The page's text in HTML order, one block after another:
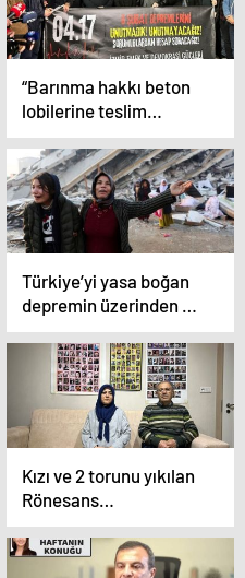
“Barınma hakkı beton
lobilerine teslim
edilemez”
Türkiye’yi yasa boğan
depremin üzerinden bir
yıl geçti, yaralar
sarılmadı, yaşam
normale dönemedi:
Hesap veren yok!
Kızı ve 2 torunu yıkılan
Rönesans
Rezidans’taydı: 1 yıldır
haber alamıyor…